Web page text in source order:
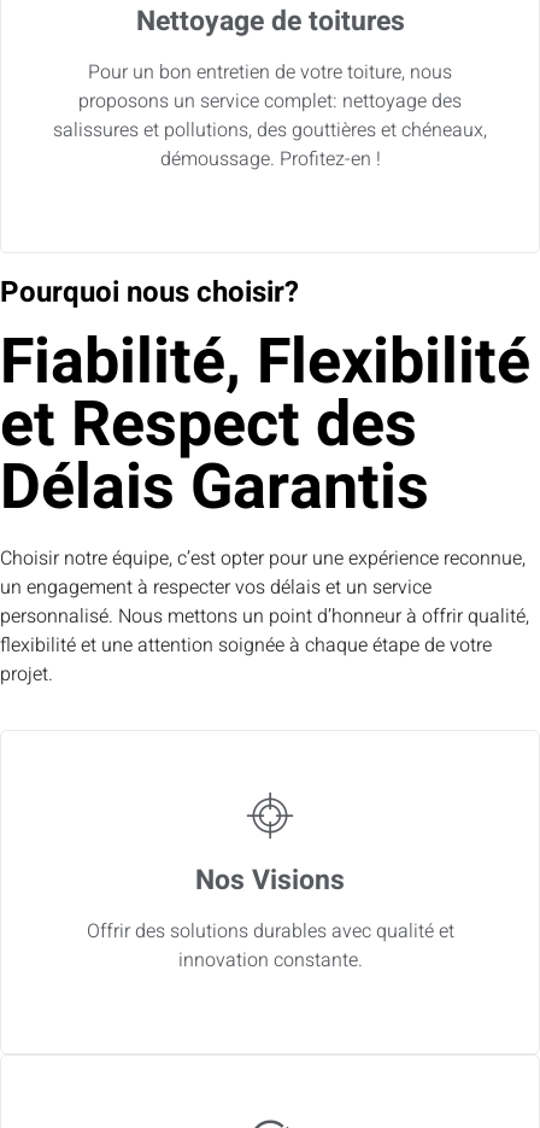
Nettoyage de toitures
Pour un bon entretien de votre toiture, nous
proposons un service complet: nettoyage des
salissures et pollutions, des gouttières et chéneaux,
démoussage. Profitez-en !
Pourquoi nous choisir?
Fiabilité, Flexibilité
et Respect des
Délais Garantis
Choisir notre équipe, c’est opter pour une expérience reconnue,
un engagement à respecter vos délais et un service
personnalisé. Nous mettons un point d’honneur à offrir qualité,
flexibilité et une attention soignée à chaque étape de votre
projet.
Nos Visions
Offrir des solutions durables avec qualité et
innovation constante.